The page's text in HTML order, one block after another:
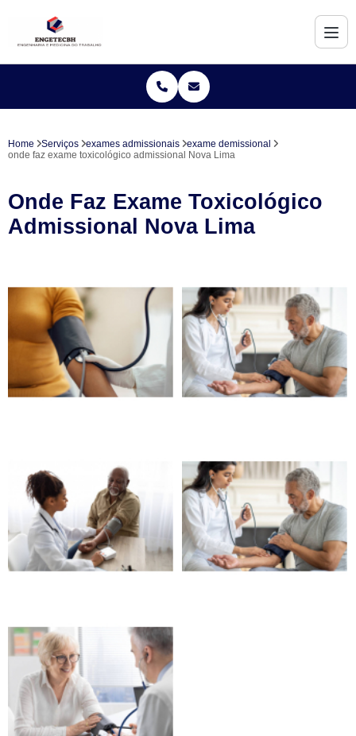
Home Serviços exames admissionais
exame demissional
onde faz exame toxicológico admissional Nova Lima
Onde Faz Exame Toxicológico
Admissional Nova Lima